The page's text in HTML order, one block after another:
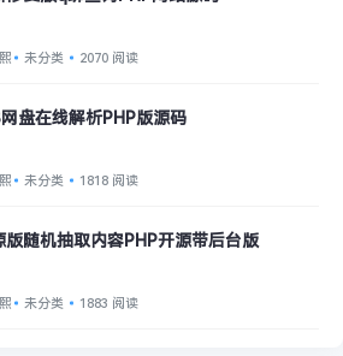
未分类 2070 阅读
盘在线解析PHP版源码
未分类 1818 阅读
版随机抽取内容PHP开源带后台版
未分类 1883 阅读